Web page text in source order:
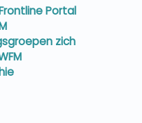
Portal
zich